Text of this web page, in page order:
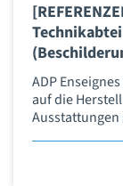
ADP
auf die